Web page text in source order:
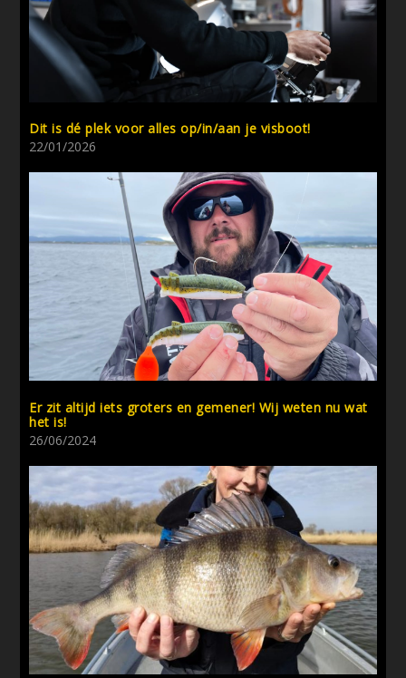
Dit is dé plek voor alles op/in/aan je visboot!
22/01/2026
Er zit altijd iets groters en gemener! Wij weten nu wat
het is!
26/06/2024